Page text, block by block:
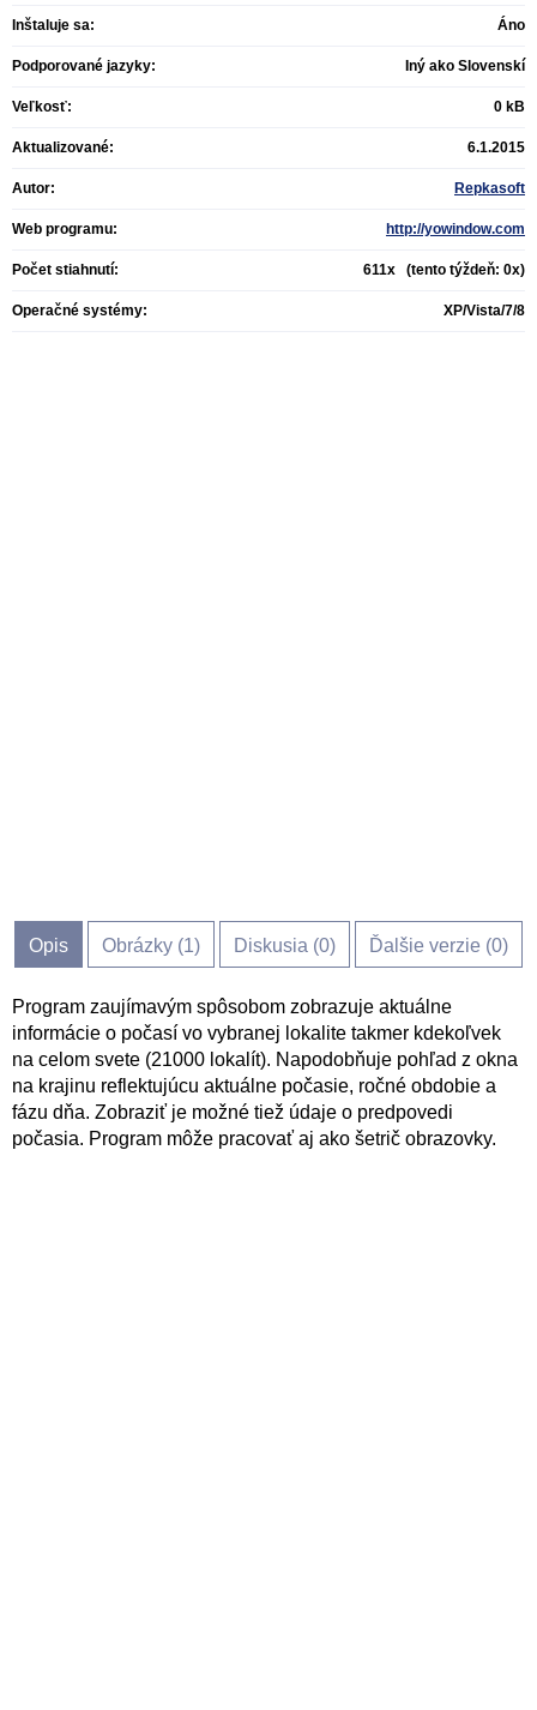
Inštaluje sa: Áno
Podporované jazyky: Iný ako Slovenskí
Veľkosť: 0 kB
Aktualizované: 6.1.2015
Autor: Repkasoft
Web programu: http://yowindow.com
Počet stiahnutí: 611x (tento týždeň: 0x)
Operačné systémy: XP/Vista/7/8
Opis Obrázky (1) Diskusia (0) Ďalšie verzie (0)
Program zaujímavým spôsobom zobrazuje aktuálne
informácie o počasí vo vybranej lokalite takmer kdekoľvek
na celom svete (21000 lokalít). Napodobňuje pohľad z okna
na krajinu reflektujúcu aktuálne počasie, ročné obdobie a
fázu dňa. Zobraziť je možné tiež údaje o predpovedi
počasia. Program môže pracovať aj ako šetrič obrazovky.